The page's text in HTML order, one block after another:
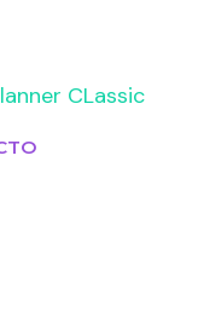
CLassic